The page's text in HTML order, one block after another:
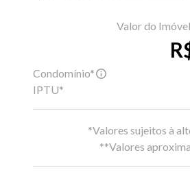
Valor do Imóvel
Condomínio*
IPTU*
*Valores sujeitos à
**Valores